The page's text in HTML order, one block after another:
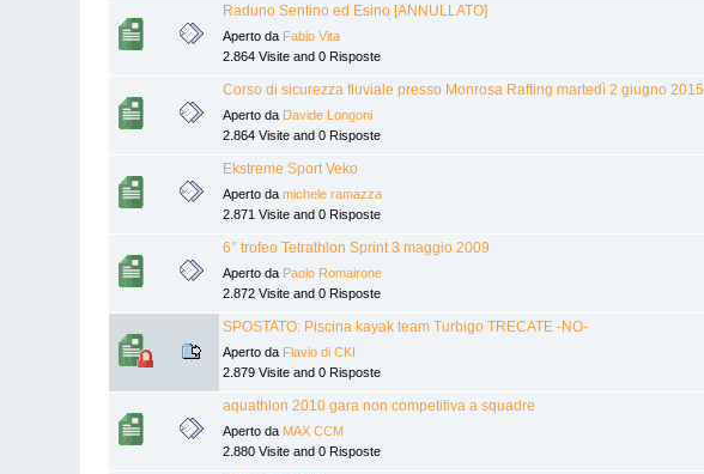
Raduno Sentino ed Esino [ANNULLATO]
Aperto da Fabio Vita
2.864 Visite and 0 Risposte
Corso di sicurezza fluviale presso Monrosa Rafting martedì 2 giugno 2015
Aperto da Davide Longoni
2.864 Visite and 0 Risposte
Ekstreme Sport Veko
Aperto damichele ramazza
2.871 Visite and 0 Risposte
6° trofeo Tetrathlon Sprint 3 maggio 2009
Aperto da Paolo Romairone
2.872 Visite and 0 Risposte
SPOSTATO: Piscina kayak team Turbigo TRECATE -NO-
Aperto da Flavio di CKI
2.879 Visite and 0 Risposte
aquathlon 2010 gara non competitiva a squadre
Aperto da MAX CCM
2.880 Visite and 0 Risposte